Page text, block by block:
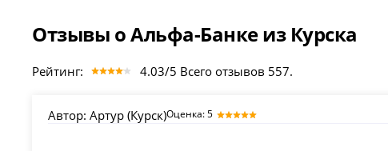
Отзывы о Альфа-Банке из Курска
Рейтинг: 4.03/5 Всего отзывов 557.
Автор: Артур (Курск)Оценка: 5